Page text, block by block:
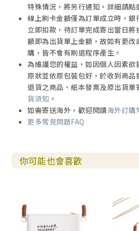
特殊情況，將另行通知。詳細請點
線上刷卡金額僅為訂單成立時，銀
立即扣款，待訂單完成寄出當日將
額即為出貨單上金額，故如有更改
購，皆不會有刷退程序產生。
為維護您的權益，如因個人因素欲
原狀並依原包裝包好，於收到商
退貨之商品、紙本發票及原出貨單
貨須知 。
如需寄送海外，歡迎閱讀海外訂購
更多常見問題FAQ
你可能也會喜歡